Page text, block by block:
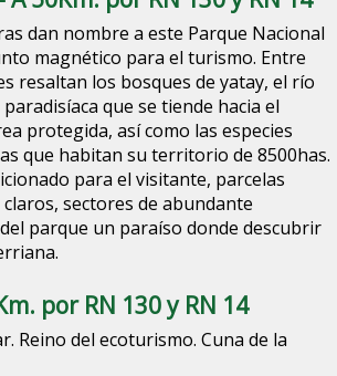
dan nombre a este Parque Nacional
magnético para el turismo. Entre
resaltan los bosques de yatay, el río
que se tiende hacia el
protegida, así como las especies
que habitan su territorio de 8500has.
para el visitante, parcelas
sectores de abundante
parque un paraíso donde descubrir
por RN 130 y RN 14
Reino del ecoturismo. Cuna de la